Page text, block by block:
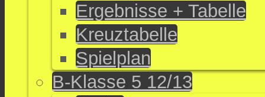
Ergebnisse + Tabelle
Kreuztabelle
Spielplan
B-Klasse 5 12/13